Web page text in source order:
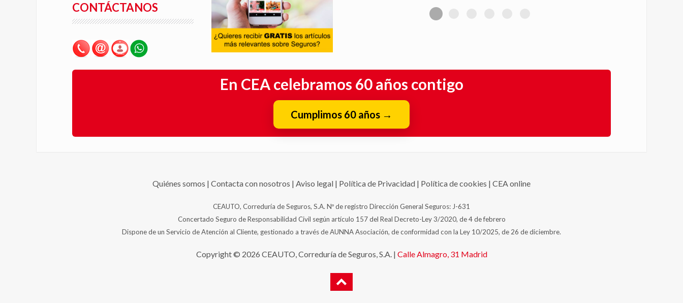
CONTÁCTANOS
En CEA celebramos 60 años contigo
Cumplimos 60 años →
Quiénes somos | Contacta con nosotros | Aviso legal | Política de Privacidad | Política de cookies | CEA online
CEAUTO, Correduría de Seguros, S.A. Nº de registro Dirección General Seguros: J-631
Concertado Seguro de Responsabilidad Civil según artículo 157 del Real Decreto-Ley 3/2020, de 4 de febrero
Dispone de un Servicio de Atención al Cliente, gestionado a través de AUNNA Asociación, de conformidad con la Ley 10/2025, de 26 de diciembre.
Copyright © 2026 CEAUTO, Correduría de Seguros, S.A. | Calle Almagro, 31 Madrid